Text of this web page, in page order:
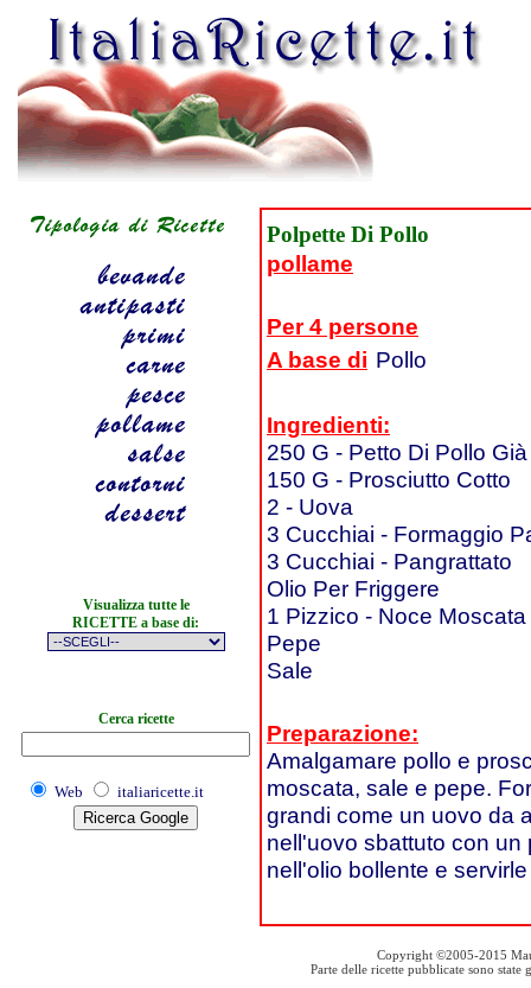
Visualizza tutte le
RICETTE a base di:
Cerca ricette
Web italiaricette.it
Polpette Di Pollo
pollame
Per 4 persone
A base di Pollo
Ingredienti:
250 G - Petto Di Pollo
150 G - Prosciutto Cotto
2 - Uova
3 Cucchiai - Formaggio
3 Cucchiai - Pangrattato
Olio Per Friggere
1 Pizzico - Noce Moscata
Pepe
Sale
Preparazione:
Amalgamare pollo e
moscata, sale e pepe.
grandi come un uovo da
nell'uovo sbattuto con un
nell'olio bollente e
Copyright ©2005-2015
Parte delle ricette pubblicate sono state